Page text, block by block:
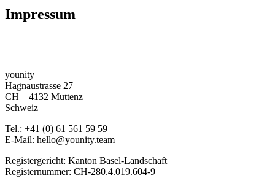
Impressum
younity
Hagnaustrasse 27
CH – 4132 Muttenz
Schweiz
Tel.: +41 (0) 61 561 59 59
E-Mail: hello@younity.team
Registergericht: Kanton Basel-Landschaft
Registernummer: CH-280.4.019.604-9